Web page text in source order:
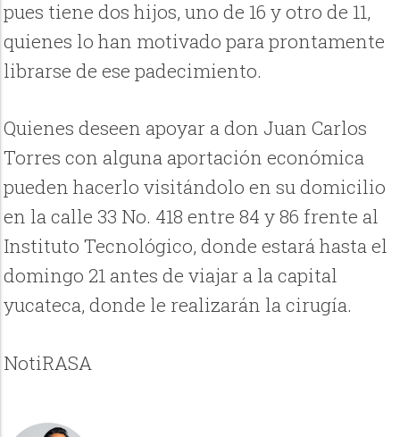
pues tiene dos hijos, uno de 16 y otro de 11,
quienes lo han motivado para prontamente
librarse de ese padecimiento.
Quienes deseen apoyar a don Juan Carlos
Torres con alguna aportación económica
pueden hacerlo visitándolo en su domicilio
en la calle 33 No. 418 entre 84 y 86 frente al
Instituto Tecnológico, donde estará hasta el
domingo 21 antes de viajar a la capital
yucateca, donde le realizarán la cirugía.
NotiRASA